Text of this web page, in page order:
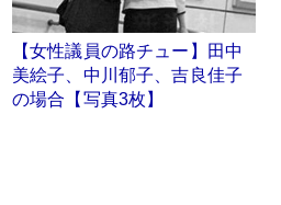
【女性議員の路チュー】田中
美絵子、中川郁子、吉良佳子
の場合【写真3枚】